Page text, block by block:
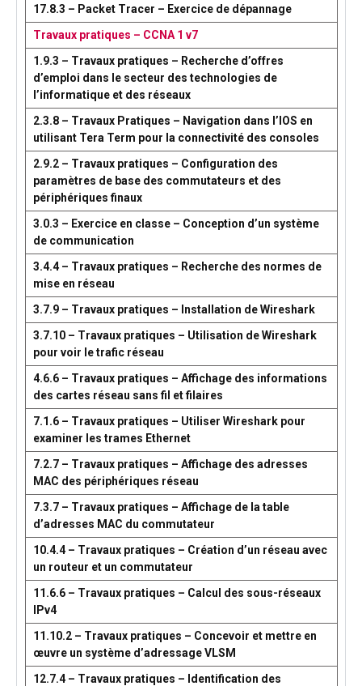
17.8.3 – Packet Tracer – Exercice de dépannage
Travaux pratiques – CCNA 1 v7
1.9.3 – Travaux pratiques – Recherche d’offres
d’emploi dans le secteur des technologies de
l’informatique et des réseaux
2.3.8 – Travaux Pratiques – Navigation dans l’IOS en
utilisant Tera Term pour la connectivité des consoles
2.9.2 – Travaux pratiques – Configuration des
paramètres de base des commutateurs et des
périphériques finaux
3.0.3 – Exercice en classe – Conception d’un système
de communication
3.4.4 – Travaux pratiques – Recherche des normes de
mise en réseau
3.7.9 – Travaux pratiques – Installation de Wireshark
3.7.10 – Travaux pratiques – Utilisation de Wireshark
pour voir le trafic réseau
4.6.6 – Travaux pratiques – Affichage des informations
des cartes réseau sans fil et filaires
7.1.6 – Travaux pratiques – Utiliser Wireshark pour
examiner les trames Ethernet
7.2.7 – Travaux pratiques – Affichage des adresses
MAC des périphériques réseau
7.3.7 – Travaux pratiques – Affichage de la table
d’adresses MAC du commutateur
10.4.4 – Travaux pratiques – Création d’un réseau avec
un routeur et un commutateur
11.6.6 – Travaux pratiques – Calcul des sous-réseaux
IPv4
11.10.2 – Travaux pratiques – Concevoir et mettre en
œuvre un système d’adressage VLSM
12.7.4 – Travaux pratiques – Identification des